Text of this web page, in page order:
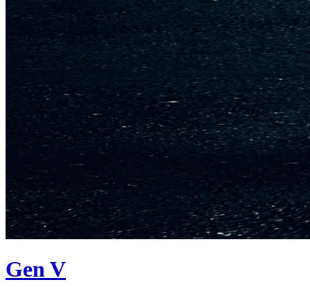
Gen V